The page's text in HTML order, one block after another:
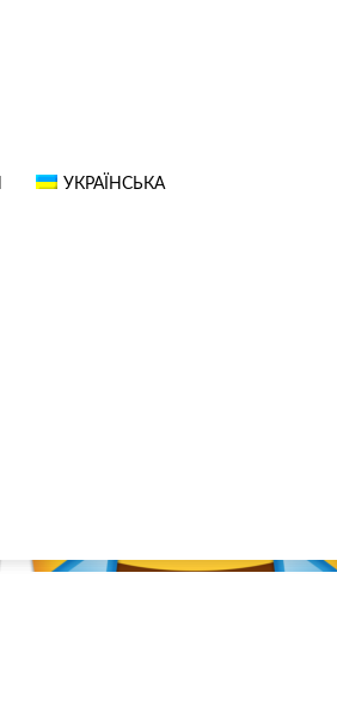
УКРАЇНСЬКА